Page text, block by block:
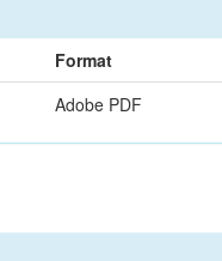
Format
Adobe PDF